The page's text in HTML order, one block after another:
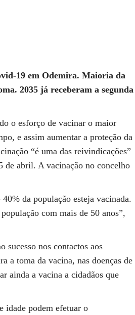
19 em Odemira. Maioria da
2035 já receberam a segunda
o esforço de vacinar o maior
e assim aumentar a proteção da
“é uma das reivindicações”
de abril. A vacinação no concelho
da população esteja vacinada.
com mais de 50 anos”,
sucesso nos contactos aos
a toma da vacina, nas doenças de
ainda a vacina a cidadãos que
idade podem efetuar o